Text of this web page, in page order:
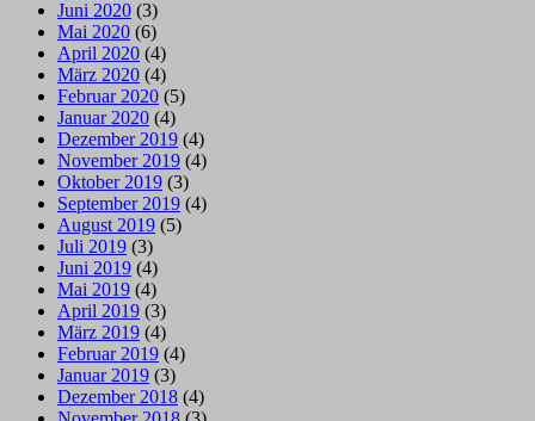
Juni 2020 (3)
Mai 2020 (6)
April 2020 (4)
März 2020 (4)
Februar 2020 (5)
Januar 2020 (4)
Dezember 2019 (4)
November 2019 (4)
Oktober 2019 (3)
September 2019 (4)
August 2019 (5)
Juli 2019 (3)
Juni 2019 (4)
Mai 2019 (4)
April 2019 (3)
März 2019 (4)
Februar 2019 (4)
Januar 2019 (3)
Dezember 2018 (4)